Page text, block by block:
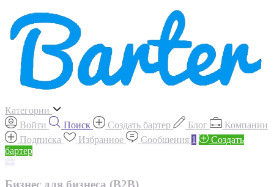
Категории
Войти
Поиск Создать бартер Блог
Компании
Подписка
Избранное Сообщения 1
Создать
бартер
Бизнес для бизнеса (B2B)